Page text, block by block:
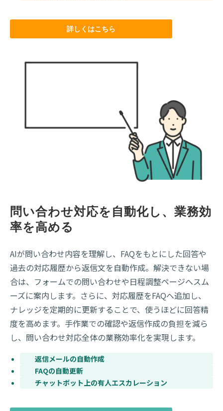
詳しくはこちら
問い合わせ対応を自動化し、業務効
率を高める
AIが問い合わせ内容を理解し、FAQをもとにした回答や
過去の対応履歴から返信文を自動作成。解決できない場
合は、フォームでの問い合わせや日程調整ページへスム
ーズに案内します。さらに、対応履歴をFAQへ追加し、
ナレッジを定期的に更新することで、使うほどに回答精
度を高めます。手作業での確認や返信作成の負担を減ら
し、問い合わせ対応全体の業務効率化を実現します。
返信メールの自動作成
FAQの自動更新
チャットボット上の有人エスカレーション